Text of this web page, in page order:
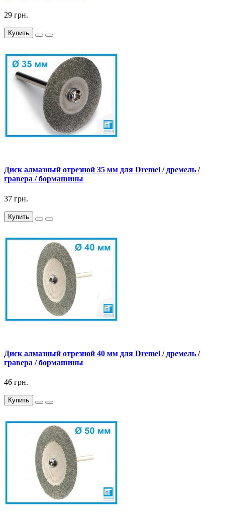
29 грн.
Купить
Диск алмазный отрезной 35 мм для Dremel / дремель /
гравера / бормашины
37 грн.
Купить
Диск алмазный отрезной 40 мм для Dremel / дремель /
гравера / бормашины
46 грн.
Купить